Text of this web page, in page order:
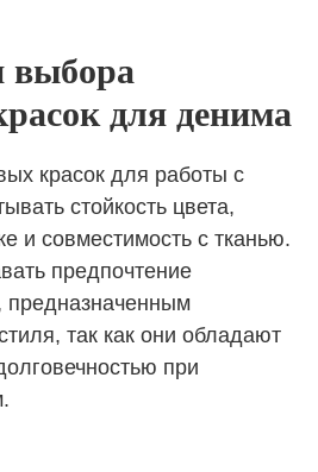
выбора
для денима
красок для работы с
стойкость цвета,
и совместимость с тканью.
предпочтение
предназначенным
так как они обладают
при